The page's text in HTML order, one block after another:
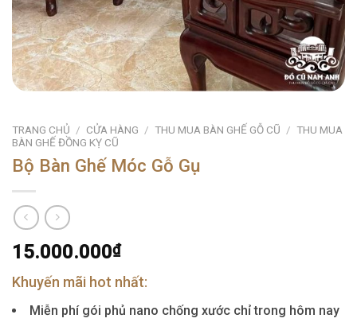
TRANG CHỦ / CỬA HÀNG / THU MUA BÀN GHẾ GỖ CŨ / THU MUA
BÀN GHẾ ĐỒNG KỴ CŨ
Bộ Bàn Ghế Móc Gỗ Gụ
15.000.000₫
Khuyến mãi hot nhất:
Miễn phí gói phủ nano chống xước chỉ trong hôm nay